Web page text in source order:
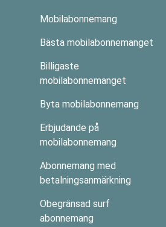
Mobilabonnemang
Bästa mobilabonnemanget
Billigaste
mobilabonnemanget
Byta mobilabonnemang
Erbjudande på
mobilabonnemang
Abonnemang med
betalningsanmärkning
Obegränsad surf
abonnemang